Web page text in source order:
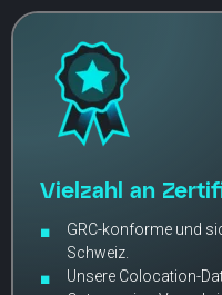
Vielzahl an
GRC-konforme und
Schweiz.
Unsere Colocation-